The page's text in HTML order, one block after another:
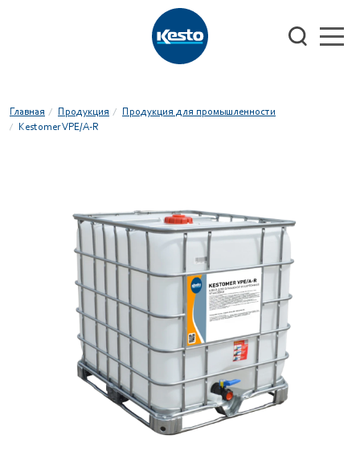
Главная / Продукция / Продукция для промышленности
/ Kestomer VPE/А-R